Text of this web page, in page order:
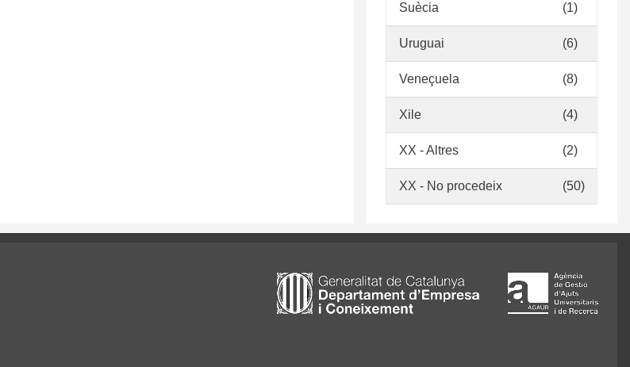
Suècia (1)
Uruguai (6)
Veneçuela (8)
Xile (4)
XX - Altres (2)
XX - No procedeix (50)